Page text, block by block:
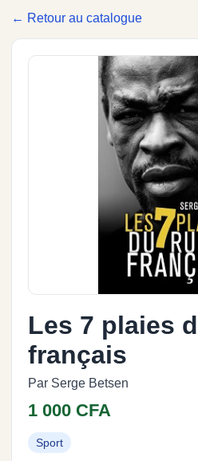
← Retour au catalogue
Les 7 plaies
français
Par Serge Betsen
1 000 CFA
Sport